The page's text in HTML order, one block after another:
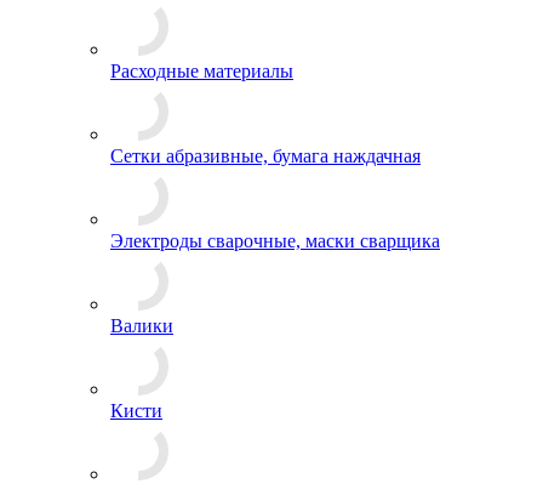
Расходные материалы
Сетки абразивные, бумага наждачная
Электроды сварочные, маски сварщика
Валики
Кисти